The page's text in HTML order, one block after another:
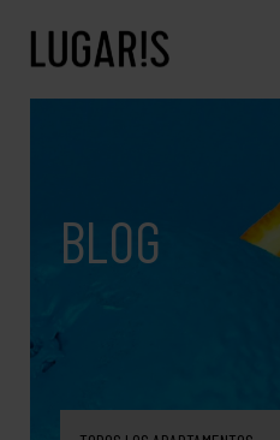
BLOG